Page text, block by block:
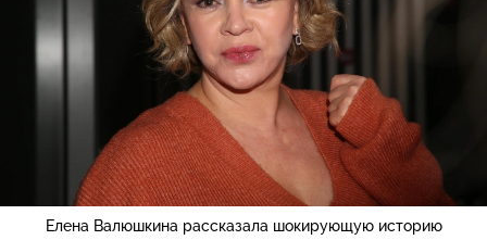
Елена Валюшкина рассказала шокирующую историю